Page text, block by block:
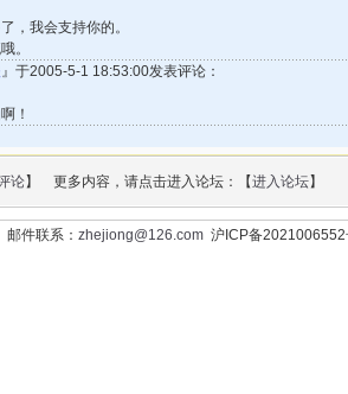
，我会支持你的。
。
』于2005-5-1 18:53:00发表评论：
！
论】 更多内容，请点击进入论坛：【进入论坛】
邮件联系： zhejiong@126.com沪ICP备